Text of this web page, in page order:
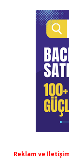
Reklam ve